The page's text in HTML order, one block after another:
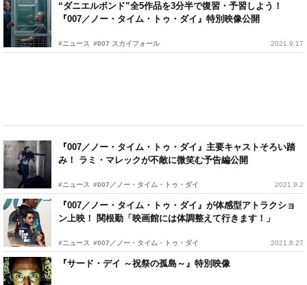
“ダニエルボンド”全5作品を3分半で復習・予習しよう！
『007／ノー・タイム・トゥ・ダイ』特別映像公開
#ニュース #007 スカイフォール 2021.9.17
『007／ノー・タイム・トゥ・ダイ』主要キャストそろい踏
み！ ラミ・マレックが不敵に微笑む予告編公開
#ニュース #007／ノー・タイム・トゥ・ダイ 2021.9.2
『007／ノー・タイム・トゥ・ダイ』が体感型アトラクショ
ン上映！ 関根勤「映画館には体調整えて行きます！」
#ニュース #007／ノー・タイム・トゥ・ダイ 2021.8.27
『サード・デイ ～祝祭の孤島～』特別映像